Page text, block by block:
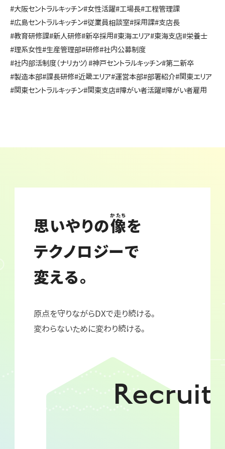
#大阪セントラルキッチン#女性活躍#工場長#工程管理課
#広島セントラルキッチン#従業員相談室#採用課#支店長
#教育研修課#新人研修#新卒採用#東海エリア#東海支店#栄養士
#理系女性#生産管理部#研修#社内公募制度
#社内部活制度（ナリカツ） #神戸セントラルキッチン#第二新卒
#製造本部#課長研修#近畿エリア#運営本部#部署紹介#関東エリア
#関東セントラルキッチン#関東支店#障がい者活躍#障がい者雇用
思いやりの像
かたち
を
テクノロジーで
変える。
原点を守りながらDXで走り続ける。
変わらないために変わり続ける。
Recruit